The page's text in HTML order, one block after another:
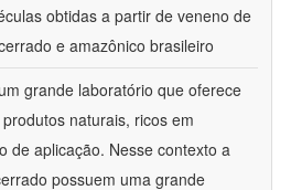
obtidas a partir de veneno de
e amazônico brasileiro
grande laboratório que oferece
naturais, ricos em
de aplicação. Nesse contexto a
possuem uma grande